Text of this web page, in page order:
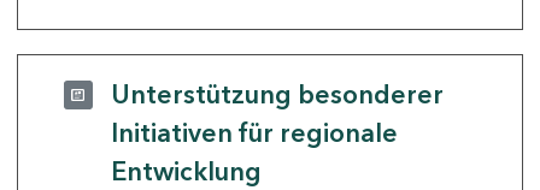
Unterstützung besonderer
Initiativen für regionale
Entwicklung